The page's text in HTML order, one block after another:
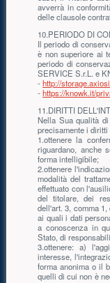
avverrà in
delle clausole
10.PERIODO DI
Il periodo di
è non superiore ai
periodo di
SERVICE S.r.L. e
-http://
-https://knowk.it/
11.DIRITTI
Nella Sua qualità
precisamente i diritti
1.ottenere la
riguardano, anche
forma intelligibile;
2.ottenere
modalità del
effettuato con
del titolare, dei
dell'art. 3, comma
ai quali i dati
a conoscenza in
Stato, di
3.ottenere: a)
interesse,
forma anonima o il
quelli di cui non è